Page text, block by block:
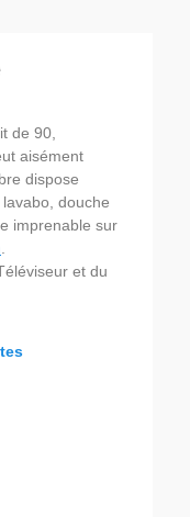
de 90,
aisément
dispose
douche
imprenable sur
et du